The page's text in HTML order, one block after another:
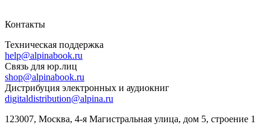
Контакты
Техническая поддержка
help@alpinabook.ru
Связь для юр.лиц
shop@alpinabook.ru
Дистрибуция электронных и аудиокниг
digitaldistribution@alpina.ru
123007, Москва, 4-я Магистральная улица, дом 5, строение 1